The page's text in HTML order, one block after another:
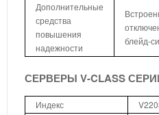
Дополнительные
средства
повышения
надежности
блейд-
СЕРВЕРЫ V-CLASS
Индекс